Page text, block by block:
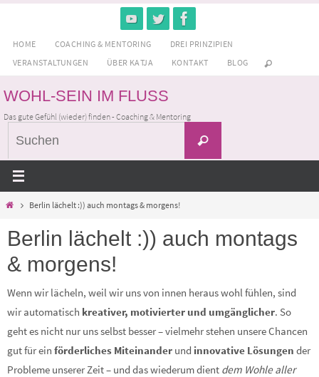
springen
HOME COACHING & MENTORING
DREI PRINZIPIEN
VERANSTALTUNGEN
ÜBER KATJA KONTAKT BLOG
WOHL-SEIN IM FLUSS
Das gute Gefühl (wieder) finden - Coaching & Mentoring
Suchen
HomeBerlin lächelt :)) auch montags & morgens!
Berlin lächelt :)) auch montags
& morgens!
Wenn wir lächeln, weil wir uns von innen heraus wohl fühlen, sind
wir automatisch kreativer, motivierter und umgänglicher. So
geht es nicht nur uns selbst besser – vielmehr stehen unsere Chancen
gut für ein förderliches Miteinander und innovative Lösungen der
Probleme unserer Zeit – und das wiederum dient dem Wohle aller